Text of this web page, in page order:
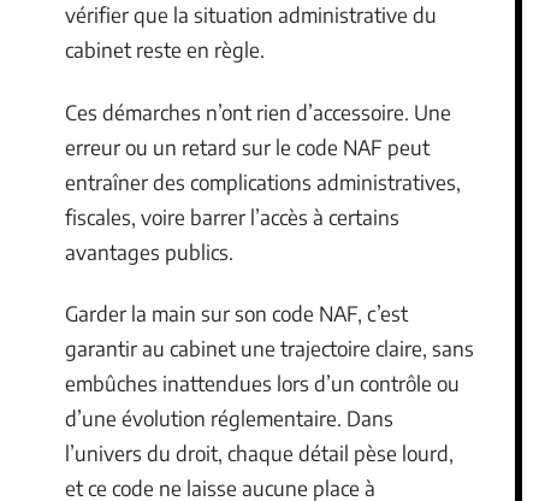
vérifier que la situation administrative du
cabinet reste en règle.
Ces démarches n’ont rien d’accessoire. Une
erreur ou un retard sur le code NAF peut
entraîner des complications administratives,
fiscales, voire barrer l’accès à certains
avantages publics.
Garder la main sur son code NAF, c’est
garantir au cabinet une trajectoire claire, sans
embûches inattendues lors d’un contrôle ou
d’une évolution réglementaire. Dans
l’univers du droit, chaque détail pèse lourd,
et ce code ne laisse aucune place à